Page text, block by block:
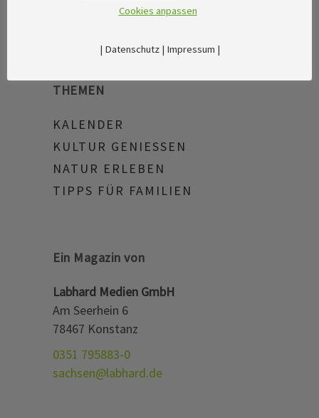
THEMEN
KALENDER
KULTUR GENIESSEN
NATUR ERLEBEN
TIPPS FÜR FAMILIEN
Ein Magazin von
Labhard Medien GmbH
Am Seerhein 6
78467 Konstanz
0351 795883-0
sachsen@labhard.de
Cookies anpassen
| Datenschutz| Impressum |